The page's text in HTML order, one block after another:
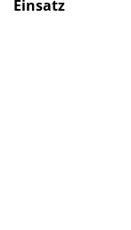
Einsatz